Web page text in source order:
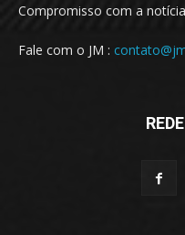
Compromisso com a
Fale com o JM :